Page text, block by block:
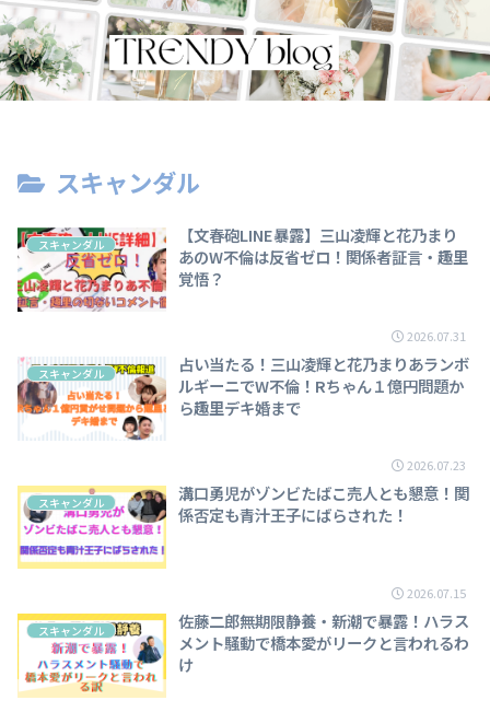
スキャンダル
スキャンダル
【文春砲LINE暴露】三山凌輝と花乃まり
あのW不倫は反省ゼロ！関係者証言・趣里
覚悟？
2026.07.31
スキャンダル
占い当たる！三山凌輝と花乃まりあランボ
ルギーニでW不倫！Rちゃん１億円問題か
ら趣里デキ婚まで
2026.07.23
スキャンダル
溝口勇児がゾンビたばこ売人とも懇意！関
係否定も青汁王子にばらされた！
2026.07.15
スキャンダル
佐藤二郎無期限静養・新潮で暴露！ハラス
メント騒動で橋本愛がリークと言われるわ
け